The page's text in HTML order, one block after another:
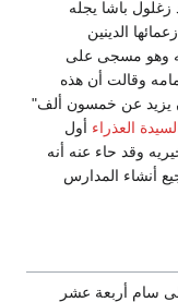
باشا يجله
الدينين
مسجى على
وقالت أن هذه
عن خمسون ألف"
العذراءأول
وقد حاء عنه أنه
المدارس
أربعة عشر